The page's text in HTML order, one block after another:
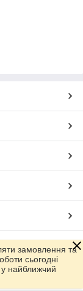
замовлення та
сьогодні
найближчий